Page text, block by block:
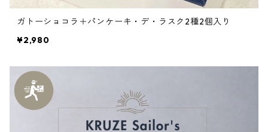
ガトーショコラ＋パンケーキ・デ・ラスク2種2個入り
¥2,980